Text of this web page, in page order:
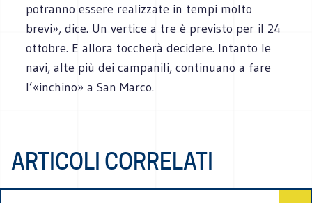
potranno essere realizzate in tempi molto
brevi», dice. Un vertice a tre è previsto per il 24
ottobre. E allora toccherà decidere. Intanto le
navi, alte più dei campanili, continuano a fare
l’«inchino» a San Marco.
ARTICOLI CORRELATI